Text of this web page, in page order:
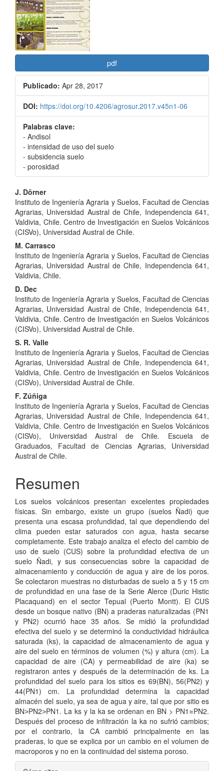
artículo
pdf
Publicado: Apr 28, 2017
DOI: https://doi.org/10.4206/agrosur.2017.v45n1-06
Palabras clave:
- Andisol
- intensidad de uso del suelo
- subsidencia suelo
- porosidad
Contenido
principal
del
artículo
J. Dörner
Instituto de Ingeniería Agraria y Suelos, Facultad de Ciencias
Agrarias, Universidad Austral de Chile, Independencia 641,
Valdivia, Chile. Centro de Investigación en Suelos Volcánicos
(CISVo), Universidad Austral de Chile.
M. Carrasco
Instituto de Ingeniería Agraria y Suelos, Facultad de Ciencias
Agrarias, Universidad Austral de Chile, Independencia 641,
Valdivia, Chile.
D. Dec
Instituto de Ingeniería Agraria y Suelos, Facultad de Ciencias
Agrarias, Universidad Austral de Chile, Independencia 641,
Valdivia, Chile. Centro de Investigación en Suelos Volcánicos
(CISVo), Universidad Austral de Chile.
S. R. Valle
Instituto de Ingeniería Agraria y Suelos, Facultad de Ciencias
Agrarias, Universidad Austral de Chile, Independencia 641,
Valdivia, Chile. Centro de Investigación en Suelos Volcánicos
(CISVo), Universidad Austral de Chile.
F. Zúñiga
Instituto de Ingeniería Agraria y Suelos, Facultad de Ciencias
Agrarias, Universidad Austral de Chile, Independencia 641,
Valdivia, Chile. Centro de Investigación en Suelos Volcánicos
(CISVo), Universidad Austral de Chile. Escuela de
Graduados, Facultad de Ciencias Agrarias, Universidad
Austral de Chile.
Resumen
Los suelos volcánicos presentan excelentes propiedades
físicas. Sin embargo, existe un grupo (suelos Ñadi) que
presenta una escasa profundidad, tal que dependiendo del
clima pueden estar saturados con agua, hasta secarse
completamente. Este trabajo analiza el efecto del cambio de
uso de suelo (CUS) sobre la profundidad efectiva de un
suelo Ñadi, y sus consecuencias sobre la capacidad de
almacenamiento y conducción de agua y aire de los poros.
Se colectaron muestras no disturbadas de suelo a 5 y 15 cm
de profundidad en una fase de la Serie Alerce (Duric Histic
Placaquand) en el sector Tepual (Puerto Montt). El CUS
desde un bosque nativo (BN) a praderas naturalizadas (PN1
y PN2) ocurrió hace 35 años. Se midió la profundidad
efectiva del suelo y se determinó la conductividad hidráulica
saturada (ks), la capacidad de almacenamiento de agua y
aire del suelo en términos de volumen (%) y altura (cm). La
capacidad de aire (CA) y permeabilidad de aire (ka) se
registraron antes y después de la determinación de ks. La
profundidad del suelo para los sitios es 69(BN), 56(PN2) y
44(PN1) cm. La profundidad determina la capacidad
almacén del suelo, ya sea de agua y aire, tal que por sitio es
BN˃PN2˃PN1. La ks y la ka se ordenan en BN > PN1≈PN2.
Después del proceso de infiltración la ka no sufrió cambios;
por el contrario, la CA cambió principalmente en las
praderas, lo que se explica por un cambio en el volumen de
macroporos y no en la continuidad del sistema poroso.